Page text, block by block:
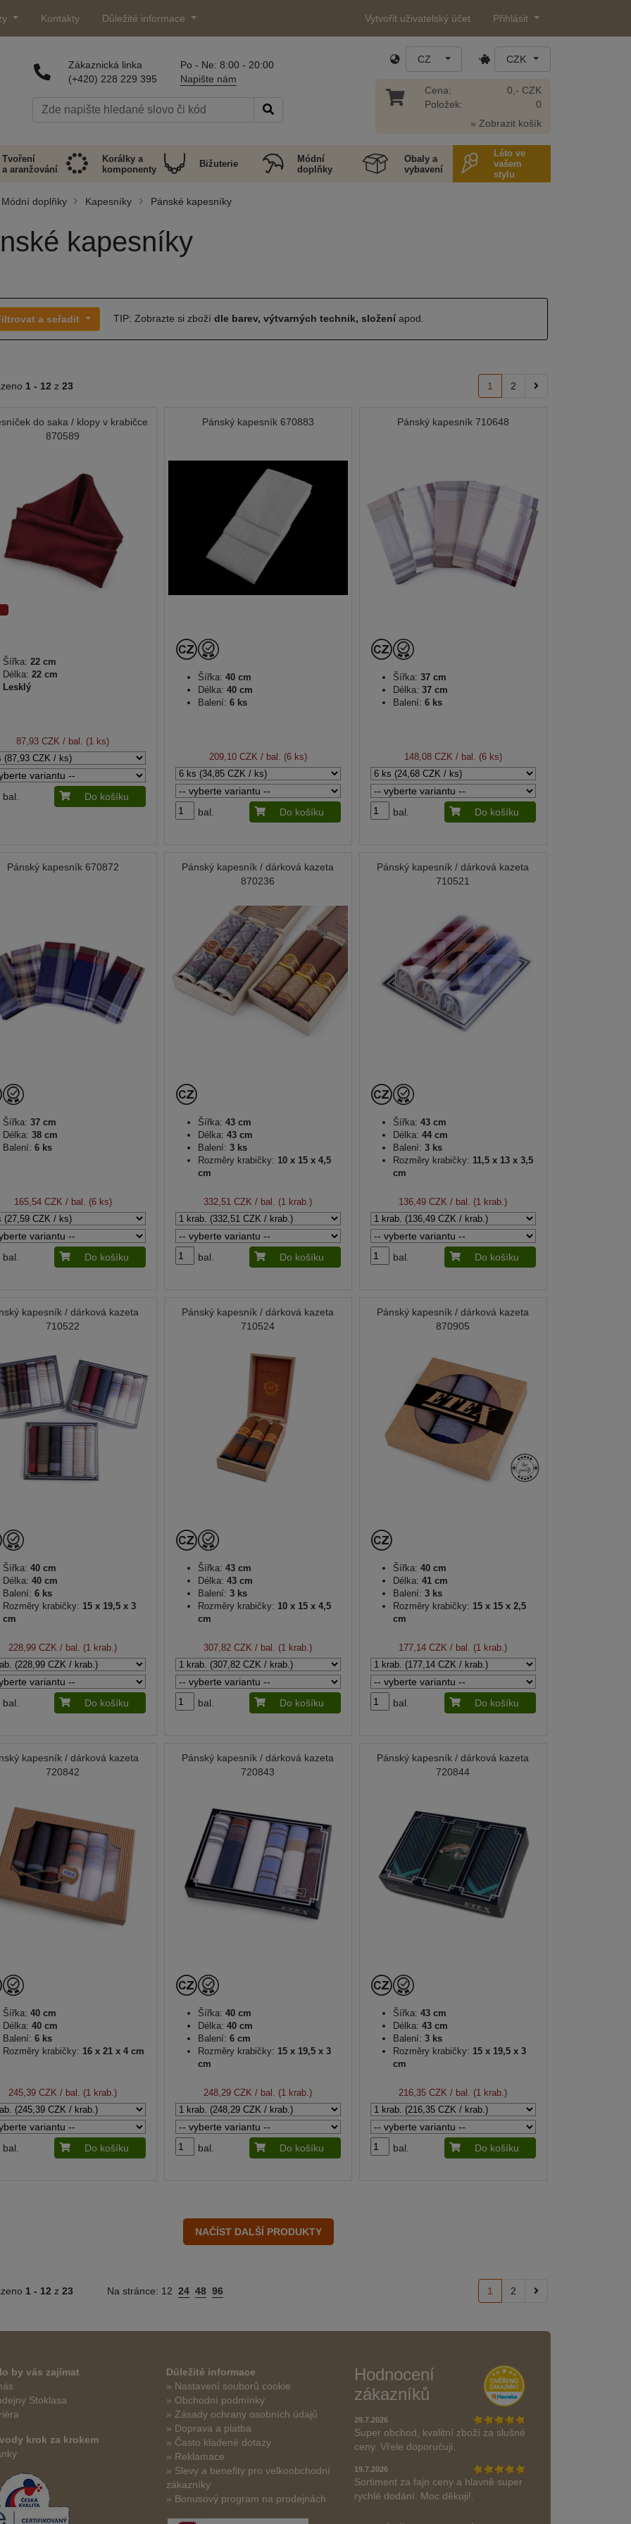
Kontakty Důležité informace Vytvořit uživatelský účet Přihlásit
Zákaznická linka
(+420) 228 229 395
Po - Ne: 8:00 - 20:00
Napište nám
CZ CZK
Cena:
Položek:
0,- CZK
0
» Zobrazit košík
Tvoření
a aranžování
Korálky a
komponenty
Bižuterie
Módní
doplňky
Obaly a
vybavení
Léto ve
vašem
stylu
Módní doplňky Kapesníky Pánské kapesníky
kapesníky
a seřadit TIP: Zobrazte si zboží dle barev, výtvarných technik, složeníapod.
1 - 12 z 23 1 2
do saka / klopy v krabičce
870589
Šířka: 22 cm
Délka: 22 cm
Lesklý
87,93 CZK / bal. (1 ks)
bal. Do košíku
Pánský kapesník 670883
Šířka: 40 cm
Délka: 40 cm
Balení: 6 ks
209,10 CZK / bal. (6 ks)
bal. Do košíku
Pánský kapesník 710648
Šířka: 37 cm
Délka: 37 cm
Balení: 6 ks
148,08 CZK / bal. (6 ks)
bal. Do košíku
Pánský kapesník 670872
Šířka: 37 cm
Délka: 38 cm
Balení: 6 ks
165,54 CZK / bal. (6 ks)
bal. Do košíku
Pánský kapesník / dárková kazeta
870236
Šířka: 43 cm
Délka: 43 cm
Balení: 3 ks
Rozměry krabičky: 10 x 15 x 4,5
cm
332,51 CZK / bal. (1 krab.)
bal. Do košíku
Pánský kapesník / dárková kazeta
710521
Šířka: 43 cm
Délka: 44 cm
Balení: 3 ks
Rozměry krabičky: 11,5 x 13 x 3,5
cm
136,49 CZK / bal. (1 krab.)
bal. Do košíku
kapesník / dárková kazeta
710522
Šířka: 40 cm
Délka: 40 cm
Balení: 6 ks
Rozměry krabičky: 15 x 19,5 x 3
cm
228,99 CZK / bal. (1 krab.)
bal. Do košíku
Pánský kapesník / dárková kazeta
710524
Šířka: 43 cm
Délka: 43 cm
Balení: 3 ks
Rozměry krabičky: 10 x 15 x 4,5
cm
307,82 CZK / bal. (1 krab.)
bal. Do košíku
Pánský kapesník / dárková kazeta
870905
Šířka: 40 cm
Délka: 41 cm
Balení: 3 ks
Rozměry krabičky: 15 x 15 x 2,5
cm
177,14 CZK / bal. (1 krab.)
bal. Do košíku
kapesník / dárková kazeta
720842
Šířka: 40 cm
Délka: 40 cm
Balení: 6 ks
Rozměry krabičky: 16 x 21 x 4 cm
245,39 CZK / bal. (1 krab.)
bal. Do košíku
Pánský kapesník / dárková kazeta
720843
Šířka: 40 cm
Délka: 40 cm
Balení: 6 cm
Rozměry krabičky: 15 x 19,5 x 3
cm
248,29 CZK / bal. (1 krab.)
bal. Do košíku
Pánský kapesník / dárková kazeta
720844
Šířka: 43 cm
Délka: 43 cm
Balení: 3 ks
Rozměry krabičky: 15 x 19,5 x 3
cm
216,35 CZK / bal. (1 krab.)
bal. Do košíku
1 - 12 z 23 Na stránce: 12 24 48 96 1 2
by vás zajímat
Stoklasa
krok za krokem
Důležité informace
» Nastavení souborů cookie
» Obchodní podmínky
» Zásady ochrany osobních údajů
» Doprava a platba
» Často kladené dotazy
» Reklamace
» Slevy a benefity pro velkoobchodní
zákazníky
» Bonusový program na prodejnách
Hodnocení
zákazníků
29.7.2026
Super obchod, kvalitní zboží za slušné
ceny. Vřele doporučuji.
19.7.2026
Sortiment za fajn ceny a hlavně super
rychlé dodání. Moc děkuji!.